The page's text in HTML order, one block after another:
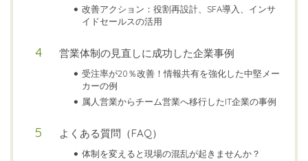
改善アクション：役割再設計、SFA導入、インサ
イドセールスの活用
営業体制の見直しに成功した企業事例
受注率が20％改善！情報共有を強化した中堅メー
カーの例
属人営業からチーム営業へ移行したIT企業の事例
よくある質問（FAQ）
体制を変えると現場の混乱が起きませんか？